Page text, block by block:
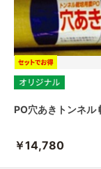
PO穴あきトンネル
￥14,780